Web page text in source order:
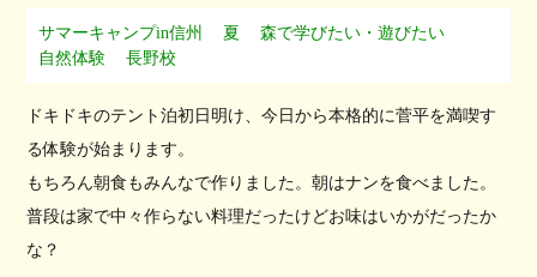
サマーキャンプin信州 夏
森で学びたい・遊びたい
自然体験
長野校
ドキドキのテント泊初日明け、今日から本格的に菅平を満喫す
る体験が始まります。
もちろん朝食もみんなで作りました。朝はナンを食べました。
普段は家で中々作らない料理だったけどお味はいかがだったか
な？